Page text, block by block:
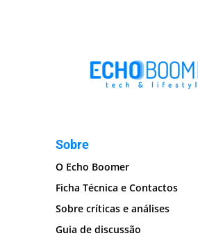
Sobre
O Echo Boomer
Ficha Técnica e Contactos
Sobre críticas e análises
Guia de discussão